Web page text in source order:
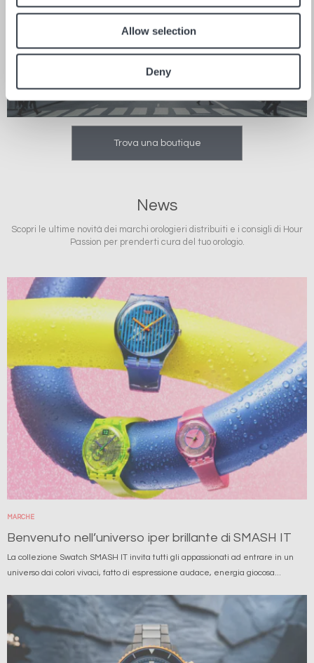
Allow selection
Deny
NORD AMERICA
5 NEGOZI
Trova una boutique
News
Scopri le ultime novità dei marchi orologieri distribuiti e i consigli di Hour
Passion per prenderti cura del tuo orologio.
Immagine
MARCHE
Benvenuto nell’universo iper brillante di SMASH IT
La collezione Swatch SMASH IT invita tutti gli appassionati ad entrare in un
universo dai colori vivaci, fatto di espressione audace, energia giocosa...
Immagine